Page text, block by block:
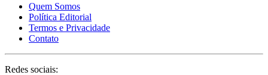
Quem Somos
Política Editorial
Termos e Privacidade
Contato
Redes sociais: